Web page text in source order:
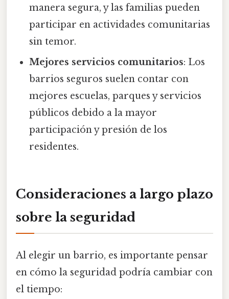
manera segura, y las familias pueden
participar en actividades comunitarias
sin temor.
Mejores servicios comunitarios: Los
barrios seguros suelen contar con
mejores escuelas, parques y servicios
públicos debido a la mayor
participación y presión de los
residentes.
Consideraciones a largo plazo
sobre la seguridad
Al elegir un barrio, es importante pensar
en cómo la seguridad podría cambiar con
el tiempo: